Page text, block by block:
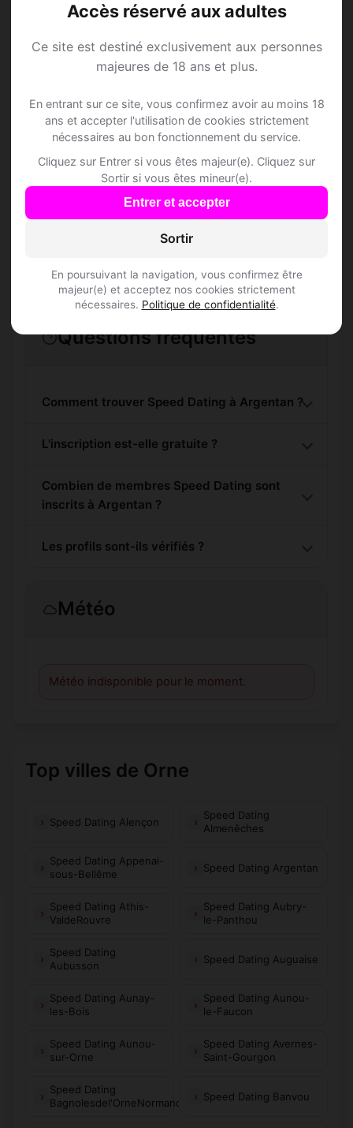
Accès réservé aux adultes
Ce site est destiné exclusivement aux personnes
majeures de 18 ans et plus.
En entrant sur ce site, vous confirmez avoir au moins 18
ans et accepter l'utilisation de cookies strictement
nécessaires au bon fonctionnement du service.
Cliquez sur Entrer si vous êtes majeur(e). Cliquez sur
Sortir si vous êtes mineur(e).
Entrer et accepter
Sortir
En poursuivant la navigation, vous confirmez être
majeur(e) et acceptez nos cookies strictement
nécessaires. Politique de confidentialité.
Speed Dating à
Argentan
alentours !
S'inscrire gratuitement
Questions fréquentes
Comment trouver Speed Dating à Argentan ?
L'inscription est-elle gratuite ?
Combien de membres Speed Dating sont
inscrits à Argentan ?
Les profils sont-ils vérifiés ?
Météo
Météo indisponible pour le moment.
Top villes de Orne
Speed Dating Alençon
Speed Dating
Almenêches
Speed Dating Appenai-
sous-Bellême
Speed Dating Argentan
Speed Dating Athis-
ValdeRouvre
Speed Dating Aubry-
le-Panthou
Speed Dating
Aubusson
Speed Dating Auguaise
Speed Dating Aunay-
les-Bois
Speed Dating Aunou-
le-Faucon
Speed Dating Aunou-
sur-Orne
Speed Dating Avernes-
Saint-Gourgon
Speed Dating
Bagnolesdel'OrneNormandie
Speed Dating Banvou